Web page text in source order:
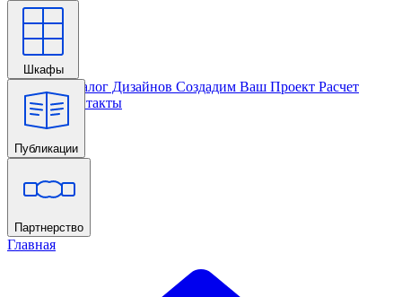
Шкафы
Главная Каталог Дизайнов Создадим Ваш Проект Расчет
Проекта Контакты
Публикации
Главная
Партнерство
Главная